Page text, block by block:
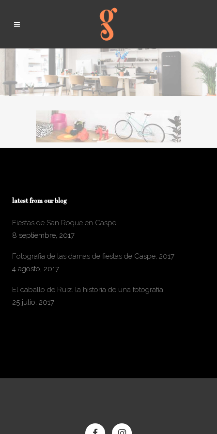
latest from our blog
Fiestas de San Roque en Caspe
8 septiembre, 2017
Fotografia de las damas de fiestas de Caspe, 2017
4 agosto, 2017
El caballo de Ruiz. la historia de una fotografía.
25 julio, 2017